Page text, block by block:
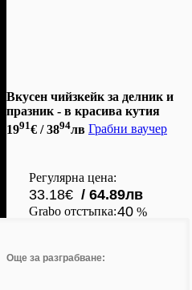
Вкусен чийзкейк за делник и
празник - в красива кутия
1991€ / 3894лв Грабни ваучер
Регулярна цена:
33.18€ / 64.89лв
Grabo oтстъпка:40 %
Сподели
Още за разграбване: